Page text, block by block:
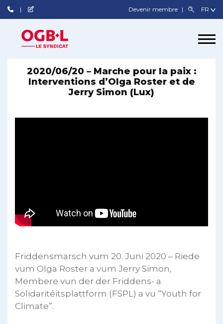
Devenir membre
2020/06/20 – Marche pour la paix :
Interventions d’Olga Roster et de
Jerry Simon (Lux)
Friddensmarsch vum 20. Juni 2020 – Riede
vum Olga Roster a vum Jerry Simon,
Membere vun der der Friddens- a
Solidaritéitsplattform (FSPL) a vu “Youth for
Climate”.